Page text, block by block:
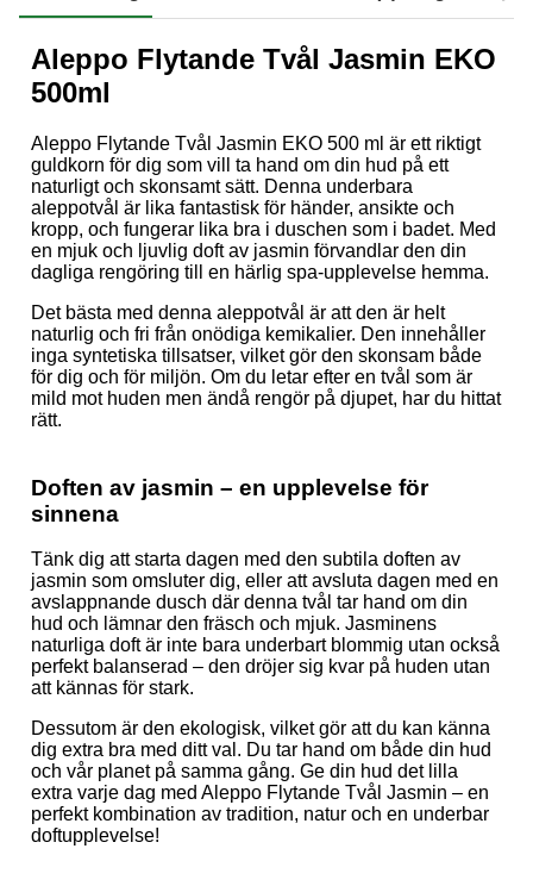
Aleppo Flytande Tvål Jasmin EKO
500ml
Aleppo Flytande Tvål Jasmin EKO 500 ml är ett riktigt
guldkorn för dig som vill ta hand om din hud på ett
naturligt och skonsamt sätt. Denna underbara
aleppotvål är lika fantastisk för händer, ansikte och
kropp, och fungerar lika bra i duschen som i badet. Med
en mjuk och ljuvlig doft av jasmin förvandlar den din
dagliga rengöring till en härlig spa-upplevelse hemma.
Det bästa med denna aleppotvål är att den är helt
naturlig och fri från onödiga kemikalier. Den innehåller
inga syntetiska tillsatser, vilket gör den skonsam både
för dig och för miljön. Om du letar efter en tvål som är
mild mot huden men ändå rengör på djupet, har du hittat
rätt.
Doften av jasmin – en upplevelse för
sinnena
Tänk dig att starta dagen med den subtila doften av
jasmin som omsluter dig, eller att avsluta dagen med en
avslappnande dusch där denna tvål tar hand om din
hud och lämnar den fräsch och mjuk. Jasminens
naturliga doft är inte bara underbart blommig utan också
perfekt balanserad – den dröjer sig kvar på huden utan
att kännas för stark.
Dessutom är den ekologisk, vilket gör att du kan känna
dig extra bra med ditt val. Du tar hand om både din hud
och vår planet på samma gång. Ge din hud det lilla
extra varje dag med Aleppo Flytande Tvål Jasmin – en
perfekt kombination av tradition, natur och en underbar
doftupplevelse!